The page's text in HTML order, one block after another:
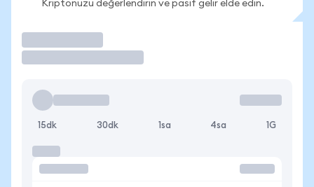
Kriptonuzu değerlendirin ve pasif gelir elde edin.
15dk 30dk 1sa 4sa 1G